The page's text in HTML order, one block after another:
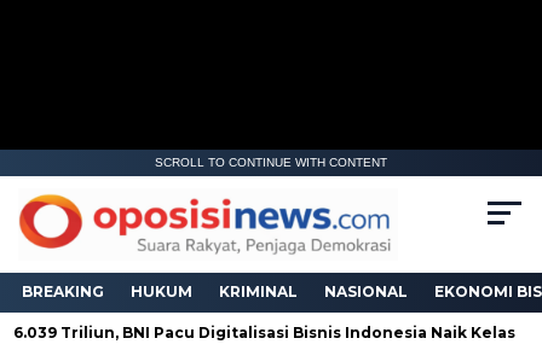
SCROLL TO CONTINUE WITH CONTENT
BREAKING HUKUM KRIMINAL NASIONAL EKONOMI
Triliun, BNI Pacu Digitalisasi Bisnis Indonesia Naik Kelas